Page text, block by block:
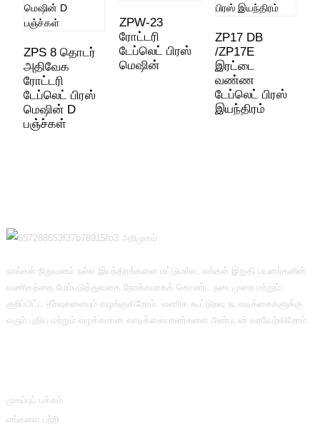
ZPS 8 தொடர்
அதிவேக
ரோட்டரி
டேப்லெட் பிரஸ்
மெஷின் D
பஞ்ச்கள்
ZPW-23
ரோட்டரி
டேப்லெட் பிரஸ்
மெஷின்
ZP17 DB
/ZP17E
இரட்டை
வண்ண
டேப்லெட் பிரஸ்
இயந்திரம்
நாங்கள் நிறுவனம் நல்ல இயந்திரங்களை மட்டுமல்ல, எங்கள் இறுதி பயனர்களின்
வணிகத்தை மேம்படுத்துவதை நோக்கமாகக் கொண்ட நடைமுறை மற்றும்
குறிப்பிட்ட தீர்வுகளையும் வழங்குகிறோம். வணிக கூட்டுறவு நடவடிக்கைகளுக்கு
வரும் புதிய மற்றும் வழக்கமான வாடிக்கையாளர்களை அன்புடன் வரவேற்கிறோம்.
முகப்புப் பக்கம்
எங்களை பற்றி